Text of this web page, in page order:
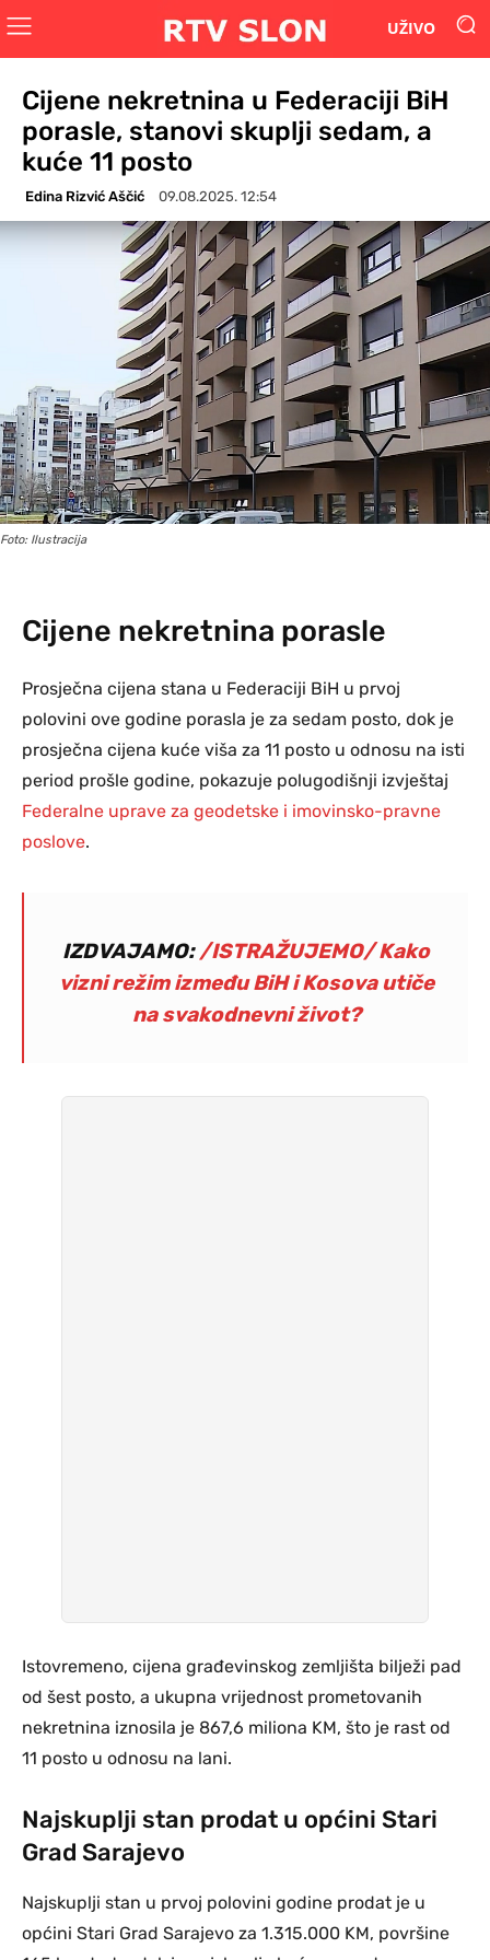
UŽIVO
Cijene nekretnina u Federaciji BiH
porasle, stanovi skuplji sedam, a
kuće 11 posto
Edina Rizvić Aščić 09.08.2025. 12:54
Foto: Ilustracija
Cijene nekretnina porasle
Prosječna cijena stana u Federaciji BiH u prvoj
polovini ove godine porasla je za sedam posto, dok je
prosječna cijena kuće viša za 11 posto u odnosu na isti
period prošle godine, pokazuje polugodišnji izvještaj
Federalne uprave za geodetske i imovinsko-pravne
poslove.
IZDVAJAMO:/ISTRAŽUJEMO/ Kako
vizni režim između BiH i Kosova utiče
na svakodnevni život?
Istovremeno, cijena građevinskog zemljišta bilježi pad
od šest posto, a ukupna vrijednost prometovanih
nekretnina iznosila je 867,6 miliona KM, što je rast od
11 posto u odnosu na lani.
Najskuplji stan prodat u općini Stari
Grad Sarajevo
Najskuplji stan u prvoj polovini godine prodat je u
općini Stari Grad Sarajevo za 1.315.000 KM, površine